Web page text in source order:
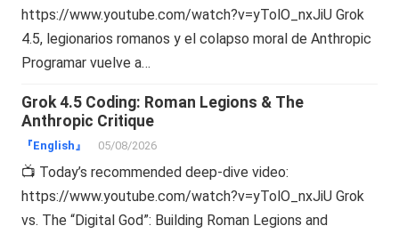
https://www.youtube.com/watch?v=yTolO_nxJiU Grok
4.5, legionarios romanos y el colapso moral de Anthropic
Programar vuelve a…
Grok 4.5 Coding: Roman Legions & The
Anthropic Critique
『English』 05/08/2026
📺 Today’s recommended deep-dive video:
https://www.youtube.com/watch?v=yTolO_nxJiU Grok
vs. The “Digital God”: Building Roman Legions and